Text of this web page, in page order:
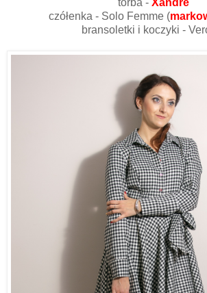
torba - Xandre
czółenka - Solo Femme (
bransoletki i koczyki -